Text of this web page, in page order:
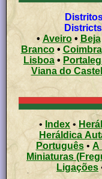
Distritos/
• Aveiro• Beja
Branco• Coimbra
Lisboa •
Viana do
• Index •
Heráldica
Português• A
Miniaturas
Ligações